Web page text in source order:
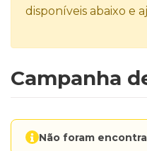
disponíveis abaixo e
Campanha
Não foram